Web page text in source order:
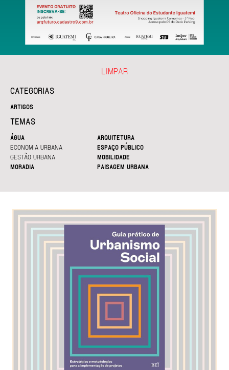
CATEGORIAS
ARTIGOS
TEMAS
ÁGUA
ARQUITETURA
ECONOMIA URBANA
ESPAÇO PÚBLICO
GESTÃO URBANA
MOBILIDADE
MORADIA
PAISAGEM URBANA
LIMPAR